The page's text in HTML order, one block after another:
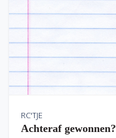
RC'TJE
Achteraf gewonnen?